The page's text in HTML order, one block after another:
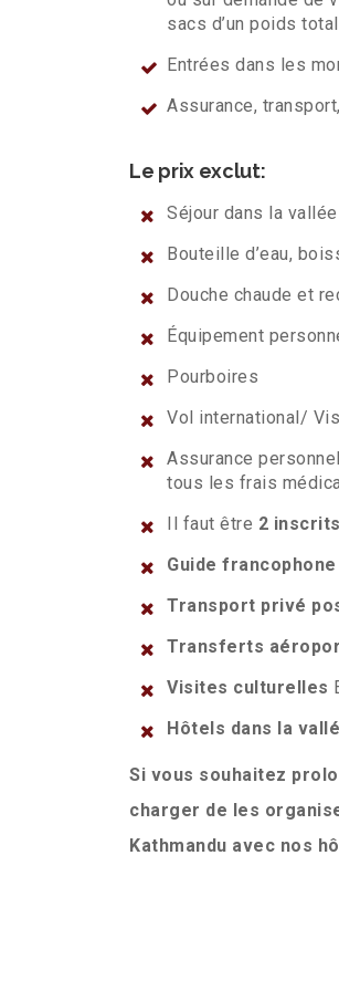
sacs d’un poids
Entrées dans les
Assurance,
Le prix exclut:
Séjour dans la
Bouteille d’eau,
Douche chaude et
Équipement
Pourboires
Vol international/
Assurance
tous les frais
Il faut être 2 inscrits
Guide francophone
Transport privé
Transferts
Visites culturelles
Hôtels dans la
Si vous souhaitez
charger de les
Kathmandu avec nos